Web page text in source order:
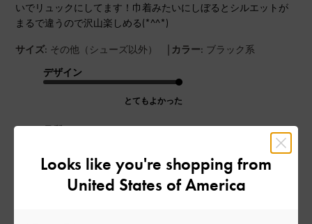
いでリュックにしてます！巾着みたいにしぼるとシルエットが
まるで違うので沢山楽しめる(*^^*)
サイズ: その他（シューズ以外） | カラー: ブラック系
デザイン
とてもよかった
品質
とてもよかった
Looks like you're shopping from
United States of America